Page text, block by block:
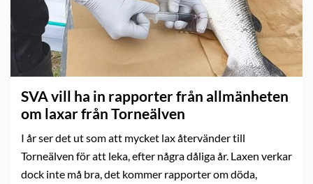
SVA vill ha in rapporter från allmänheten
om laxar från Torneälven
I år ser det ut som att mycket lax återvänder till
Torneälven för att leka, efter några dåliga år. Laxen verkar
dock inte må bra, det kommer rapporter om döda,